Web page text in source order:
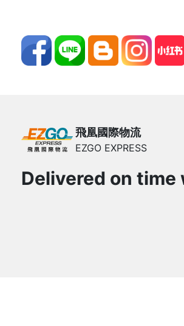
飛凰國際物流
EZGO EXPRESS
Delivered on